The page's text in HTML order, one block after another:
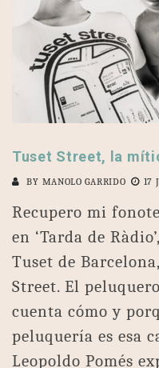
Tuset Street, la
BY MANOLO GARRIDO 17
Recupero mi
en ‘Tarda de
Tuset de
Street. El
cuenta cómo y
peluquería es esa
Leopoldo Pomés